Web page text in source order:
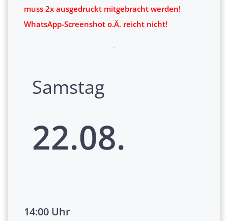
muss 2x ausgedruckt mitgebracht werden!
WhatsApp-Screenshot o.Ä. reicht nicht!
Samstag
22.08.
14:00 Uhr